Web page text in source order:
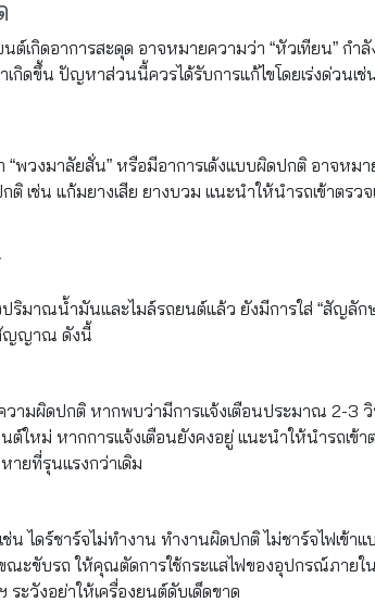
ต์เกิดอาการสะดุด อาจหมายความว่า “หัวเทียน” กำ
ดขึ้น ปัญหาส่วนนี้ควรได้รับการแก้ไขโดยเร่งด่วนเช่
วงมาลัยสั่น” หรือมีอาการเด้งแบบผิดปกติ อาจหม
เช่น แก้มยางเสีย ยางบวม แนะนำให้นำรถเข้าตรว
มาณน้ำมันและไมล์รถยนต์แล้ว ยังมีการใส่ “สัญลัก
สัญญาณ ดังนี้
วามผิดปกติ หากพบว่ามีการแจ้งเตือนประมาณ 2-3
ใหม่ หากการแจ้งเตือนยังคงอยู่ แนะนำให้นำรถเข้า
ายที่รุนแรงกว่าเดิม
น ไดร์ชาร์จไม่ทำงาน ทำงานผิดปกติ ไม่ชาร์จไฟเข้าแ
ะขับรถ ให้คุณตัดการใช้กระแสไฟของอุปกรณ์ภายใ
ะวังอย่าให้เครื่องยนต์ดับเด็ดขาด